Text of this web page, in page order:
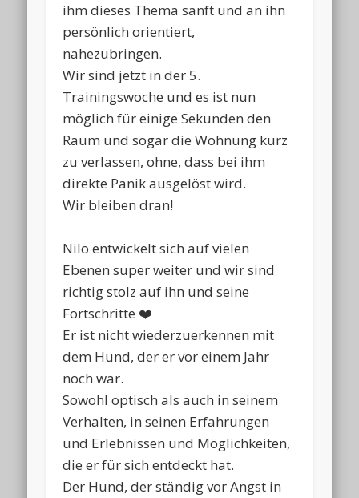
ihm dieses Thema sanft und an ihn
persönlich orientiert,
nahezubringen.
Wir sind jetzt in der 5.
Trainingswoche und es ist nun
möglich für einige Sekunden den
Raum und sogar die Wohnung kurz
zu verlassen, ohne, dass bei ihm
direkte Panik ausgelöst wird.
Wir bleiben dran!
Nilo entwickelt sich auf vielen
Ebenen super weiter und wir sind
richtig stolz auf ihn und seine
Fortschritte ❤️
Er ist nicht wiederzuerkennen mit
dem Hund, der er vor einem Jahr
noch war.
Sowohl optisch als auch in seinem
Verhalten, in seinen Erfahrungen
und Erlebnissen und Möglichkeiten,
die er für sich entdeckt hat.
Der Hund, der ständig vor Angst in